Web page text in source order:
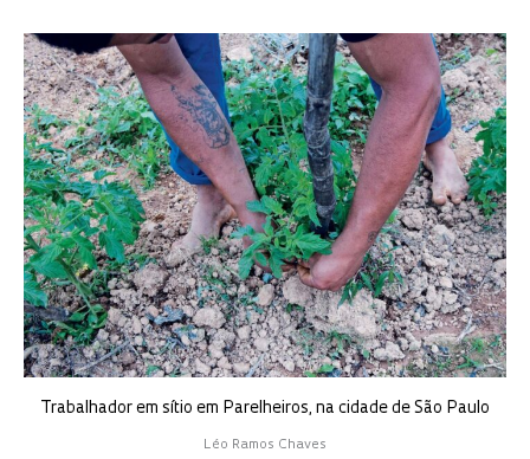
Trabalhador em sítio em Parelheiros, na cidade de São Paulo
Léo Ramos Chaves